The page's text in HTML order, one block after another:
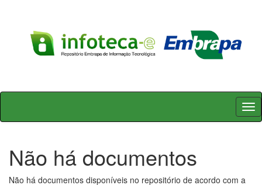
Skip
Não há documentos
Não há documentos disponíveis no repositório de acordo com a